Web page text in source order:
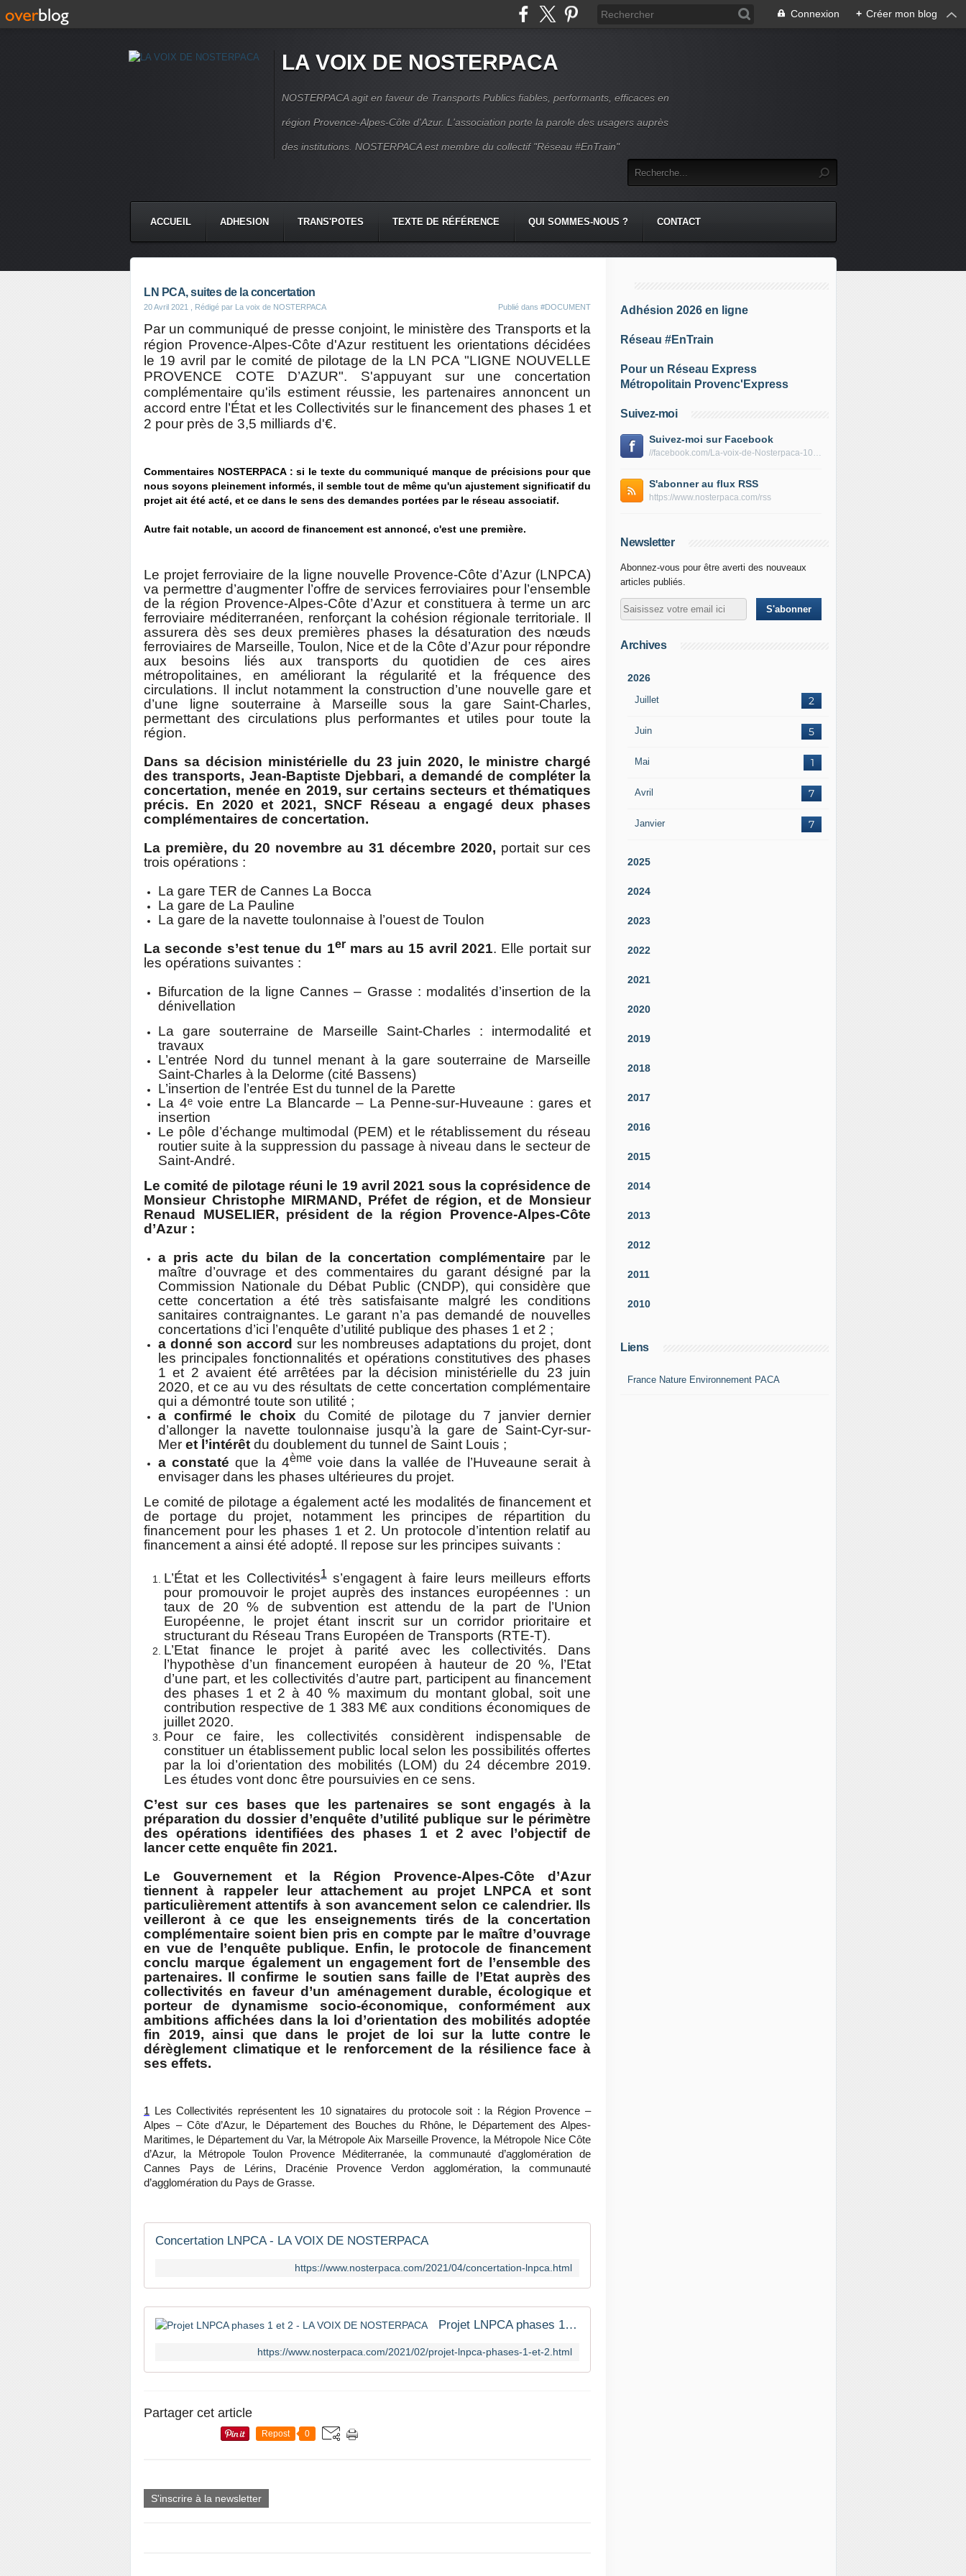
Connexion + Créer mon blog
LA VOIX DE NOSTERPACA
NOSTERPACA agit en faveur de Transports Publics fiables, performants, efficaces en
région Provence-Alpes-Côte d'Azur. L'association porte la parole des usagers auprès
des institutions. NOSTERPACA est membre du collectif "Réseau #EnTrain"
ACCUEIL ADHESION TRANS'POTES TEXTE DE RÉFÉRENCE QUI SOMMES-NOUS ? CONTACT
LN PCA, suites de la concertation
20 Avril 2021 , Rédigé par La voix de NOSTERPACA Publié dans #DOCUMENT
Par un communiqué de presse conjoint, le ministère des Transports et la
région Provence-Alpes-Côte d'Azur restituent les orientations décidées
le 19 avril par le comité de pilotage de la LN PCA "LIGNE NOUVELLE
PROVENCE COTE D’AZUR". S'appuyant sur une concertation
complémentaire qu'ils estiment réussie, les partenaires annoncent un
accord entre l’État et les Collectivités sur le financement des phases 1 et
2 pour près de 3,5 milliards d'€.
Commentaires NOSTERPACA : si le texte du communiqué manque de précisions pour que
nous soyons pleinement informés, il semble tout de même qu'un ajustement significatif du
projet ait été acté, et ce dans le sens des demandes portées par le réseau associatif.
Autre fait notable, un accord de financement est annoncé, c'est une première.
Le projet ferroviaire de la ligne nouvelle Provence-Côte d’Azur (LNPCA)
va permettre d’augmenter l’offre de services ferroviaires pour l’ensemble
de la région Provence-Alpes-Côte d’Azur et constituera à terme un arc
ferroviaire méditerranéen, renforçant la cohésion régionale territoriale. Il
assurera dès ses deux premières phases la désaturation des nœuds
ferroviaires de Marseille, Toulon, Nice et de la Côte d’Azur pour répondre
aux besoins liés aux transports du quotidien de ces aires
métropolitaines, en améliorant la régularité et la fréquence des
circulations. Il inclut notamment la construction d’une nouvelle gare et
d’une ligne souterraine à Marseille sous la gare Saint-Charles,
permettant des circulations plus performantes et utiles pour toute la
région.
Dans sa décision ministérielle du 23 juin 2020, le ministre chargé
des transports, Jean-Baptiste Djebbari, a demandé de compléter la
concertation, menée en 2019, sur certains secteurs et thématiques
précis. En 2020 et 2021, SNCF Réseau a engagé deux phases
complémentaires de concertation.
La première, du 20 novembre au 31 décembre 2020, portait sur ces
trois opérations :
La gare TER de Cannes La Bocca
La gare de La Pauline
La gare de la navette toulonnaise à l’ouest de Toulon
La seconde s’est tenue du 1er mars au 15 avril 2021. Elle portait sur
les opérations suivantes :
Bifurcation de la ligne Cannes – Grasse : modalités d’insertion de la
dénivellation
La gare souterraine de Marseille Saint-Charles : intermodalité et
travaux
L’entrée Nord du tunnel menant à la gare souterraine de Marseille
Saint-Charles à la Delorme (cité Bassens)
L’insertion de l’entrée Est du tunnel de la Parette
La 4ᵉ voie entre La Blancarde – La Penne-sur-Huveaune : gares et
insertion
Le pôle d’échange multimodal (PEM) et le rétablissement du réseau
routier suite à la suppression du passage à niveau dans le secteur de
Saint-André.
Le comité de pilotage réuni le 19 avril 2021 sous la coprésidence de
Monsieur Christophe MIRMAND, Préfet de région, et de Monsieur
Renaud MUSELIER, président de la région Provence-Alpes-Côte
d’Azur :
a pris acte du bilan de la concertation complémentaire par le
maître d’ouvrage et des commentaires du garant désigné par la
Commission Nationale du Débat Public (CNDP), qui considère que
cette concertation a été très satisfaisante malgré les conditions
sanitaires contraignantes. Le garant n’a pas demandé de nouvelles
concertations d’ici l’enquête d’utilité publique des phases 1 et 2 ;
a donné son accord sur les nombreuses adaptations du projet, dont
les principales fonctionnalités et opérations constitutives des phases
1 et 2 avaient été arrêtées par la décision ministérielle du 23 juin
2020, et ce au vu des résultats de cette concertation complémentaire
qui a démontré toute son utilité ;
a confirmé le choix du Comité de pilotage du 7 janvier dernier
d’allonger la navette toulonnaise jusqu’à la gare de Saint-Cyr-sur-
Mer et l’intérêt du doublement du tunnel de Saint Louis ;
a constatéque la 4èmevoie dans la vallée de l’Huveaune serait à
envisager dans les phases ultérieures du projet.
Le comité de pilotage a également acté les modalités de financement et
de portage du projet, notamment les principes de répartition du
financement pour les phases 1 et 2. Un protocole d’intention relatif au
financement a ainsi été adopté. Il repose sur les principes suivants :
L’État et les Collectivités1s’engagent à faire leurs meilleurs efforts
pour promouvoir le projet auprès des instances européennes : un
taux de 20 % de subvention est attendu de la part de l’Union
Européenne, le projet étant inscrit sur un corridor prioritaire et
structurant du Réseau Trans Européen de Transports (RTE-T).
L’Etat finance le projet à parité avec les collectivités. Dans
l’hypothèse d’un financement européen à hauteur de 20 %, l’Etat
d’une part, et les collectivités d’autre part, participent au financement
des phases 1 et 2 à 40 % maximum du montant global, soit une
contribution respective de 1 383 M€ aux conditions économiques de
juillet 2020.
Pour ce faire, les collectivités considèrent indispensable de
constituer un établissement public local selon les possibilités offertes
par la loi d’orientation des mobilités (LOM) du 24 décembre 2019.
Les études vont donc être poursuivies en ce sens.
C’est sur ces bases que les partenaires se sont engagés à la
préparation du dossier d’enquête d’utilité publique sur le périmètre
des opérations identifiées des phases 1 et 2 avec l’objectif de
lancer cette enquête fin 2021.
Le Gouvernement et la Région Provence-Alpes-Côte d’Azur
tiennent à rappeler leur attachement au projet LNPCA et sont
particulièrement attentifs à son avancement selon ce calendrier. Ils
veilleront à ce que les enseignements tirés de la concertation
complémentaire soient bien pris en compte par le maître d’ouvrage
en vue de l’enquête publique. Enfin, le protocole de financement
conclu marque également un engagement fort de l’ensemble des
partenaires. Il confirme le soutien sans faille de l’Etat auprès des
collectivités en faveur d’un aménagement durable, écologique et
porteur de dynamisme socio-économique, conformément aux
ambitions affichées dans la loi d’orientation des mobilités adoptée
fin 2019, ainsi que dans le projet de loi sur la lutte contre le
dérèglement climatique et le renforcement de la résilience face à
ses effets.
1 Les Collectivités représentent les 10 signataires du protocole soit : la Région Provence –
Alpes – Côte d’Azur, le Département des Bouches du Rhône, le Département des Alpes-
Maritimes, le Département du Var, la Métropole Aix Marseille Provence, la Métropole Nice Côte
d’Azur, la Métropole Toulon Provence Méditerranée, la communauté d’agglomération de
Cannes Pays de Lérins, Dracénie Provence Verdon agglomération, la communauté
d’agglomération du Pays de Grasse.
Concertation LNPCA - LA VOIX DE NOSTERPACA
https://www.nosterpaca.com/2021/04/concertation-lnpca.html
Projet LNPCA phases 1 et 2 - LA VOIX DE NOSTERPACA
https://www.nosterpaca.com/2021/02/projet-lnpca-phases-1-et-2.html
Partager cet article
Repost 0
S'inscrire à la newsletter
Adhésion 2026 en ligne
Réseau #EnTrain
Pour un Réseau Express
Métropolitain Provenc'Express
Suivez-moi
Suivez-moi sur Facebook
//facebook.com/La-voix-de-Nosterpaca-106434384284735
S'abonner au flux RSS
https://www.nosterpaca.com/rss
Newsletter
Abonnez-vous pour être averti des nouveaux
articles publiés.
Archives
2026
Juillet 2
Juin 5
Mai 1
Avril 7
Janvier 7
2025
2024
2023
2022
2021
2020
2019
2018
2017
2016
2015
2014
2013
2012
2011
2010
Liens
France Nature Environnement PACA